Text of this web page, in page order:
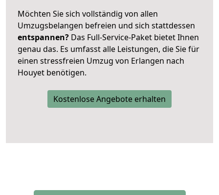
Möchten Sie sich vollständig von allen
Umzugsbelangen befreien und sich stattdessen
entspannen? Das Full-Service-Paket bietet Ihnen
genau das. Es umfasst alle Leistungen, die Sie für
einen stressfreien Umzug von Erlangen nach
Houyet benötigen.
Kostenlose Angebote erhalten